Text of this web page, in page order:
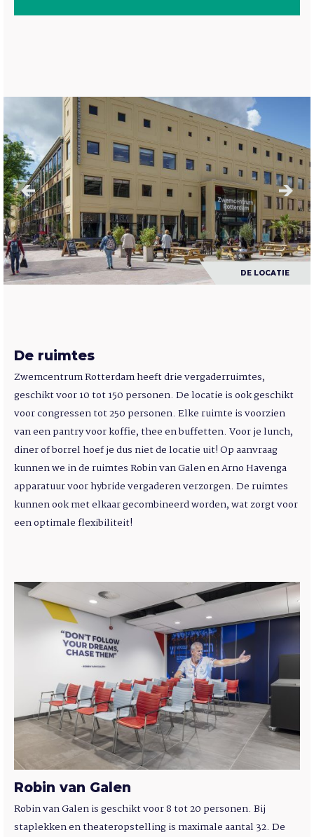
DE LOCATIE
De ruimtes
Zwemcentrum Rotterdam heeft drie vergaderruimtes,
geschikt voor 10 tot 150 personen. De locatie is ook geschikt
voor congressen tot 250 personen. Elke ruimte is voorzien
van een pantry voor koffie, thee en buffetten. Voor je lunch,
diner of borrel hoef je dus niet de locatie uit! Op aanvraag
kunnen we in de ruimtes Robin van Galen en Arno Havenga
apparatuur voor hybride vergaderen verzorgen. De ruimtes
kunnen ook met elkaar gecombineerd worden, wat zorgt voor
een optimale flexibiliteit!
Robin van Galen
Robin van Galen is geschikt voor 8 tot 20 personen. Bij
staplekken en theateropstelling is maximale aantal 32. De